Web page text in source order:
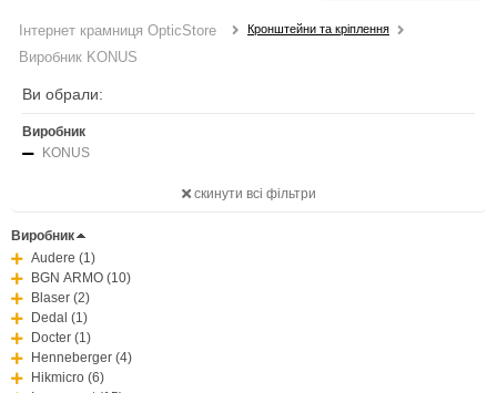
Інтернет крамниця OpticStore Кронштейни та кріплення
Виробник KONUS
Ви обрали:
Виробник
KONUS
скинути всі фільтри
Виробник
Audere (1)
BGN ARMO (10)
Blaser (2)
Dedal (1)
Docter (1)
Henneberger (4)
Hikmicro (6)